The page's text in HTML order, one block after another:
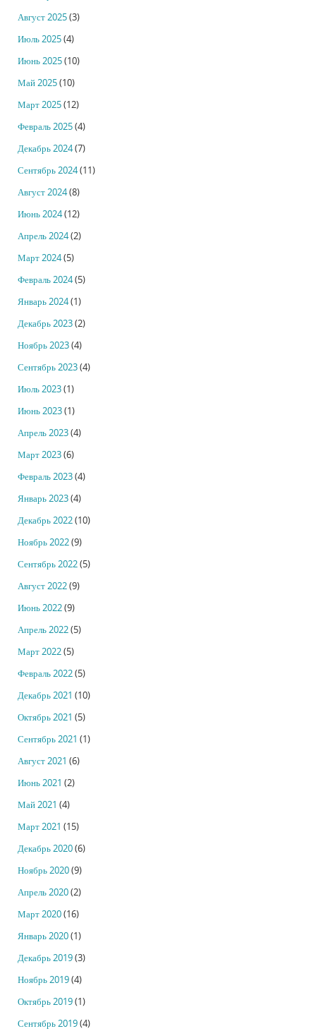
Август 2025(3)
Июль 2025(4)
Июнь 2025(10)
Май 2025(10)
Март 2025(12)
Февраль 2025(4)
Декабрь 2024(7)
Сентябрь 2024(11)
Август 2024(8)
Июнь 2024(12)
Апрель 2024(2)
Март 2024(5)
Февраль 2024(5)
Январь 2024(1)
Декабрь 2023(2)
Ноябрь 2023(4)
Сентябрь 2023(4)
Июль 2023(1)
Июнь 2023(1)
Апрель 2023(4)
Март 2023(6)
Февраль 2023(4)
Январь 2023(4)
Декабрь 2022(10)
Ноябрь 2022(9)
Сентябрь 2022(5)
Август 2022(9)
Июнь 2022(9)
Апрель 2022(5)
Март 2022(5)
Февраль 2022(5)
Декабрь 2021 (10)
Октябрь 2021 (5)
Сентябрь 2021 (1)
Август 2021 (6)
Июнь 2021 (2)
Май 2021 (4)
Март 2021 (15)
Декабрь 2020(6)
Ноябрь 2020(9)
Апрель 2020(2)
Март 2020(16)
Январь 2020(1)
Декабрь 2019(3)
Ноябрь 2019(4)
Октябрь 2019(1)
Сентябрь 2019(4)